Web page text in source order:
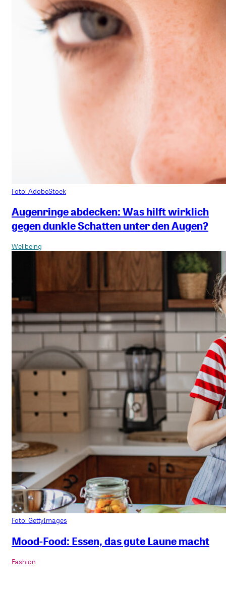
Foto: AdobeStock
Augenringe abdecken: Was hilft wirklich
gegen dunkle Schatten unter den Augen?
Wellbeing
Foto: GettyImages
Mood-Food: Essen, das gute Laune macht
Fashion